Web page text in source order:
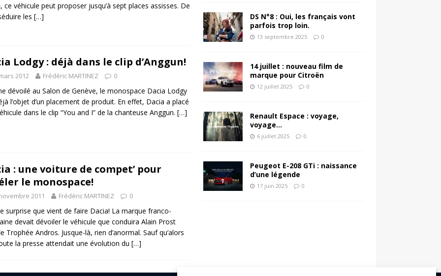
ce véhicule peut proposer jusqu’à sept places assisses. De
les […]
Lodgy : déjà dans le clip d’Anggun!
2012 Frédéric MARTINEZ 0
dévoilé au Salon de Genève, le monospace Dacia Lodgy
l’objet d’un placement de produit. En effet, Dacia a placé
dans le clip “You and I” de la chanteuse Anggun. […]
: une voiture de compet’ pour
le monospace!
2011 Frédéric MARTINEZ 0
surprise que vient de faire Dacia! La marque franco-
devait dévoiler le véhicule que conduira Alain Prost
Trophée Andros. Jusque-là, rien d’anormal. Sauf qu’alors
la presse attendait une évolution du […]
DS N°8 : Oui, les français vont
parfois trop loin.
13 septembre 2025 0
14 juillet : nouveau film de
marque pour Citroën
12 juillet 2025 0
Renault Espace : voyage,
voyage…
6 juillet 2025 0
Peugeot E-208 GTi : naissance
d’une légende
17 juin 2025 0